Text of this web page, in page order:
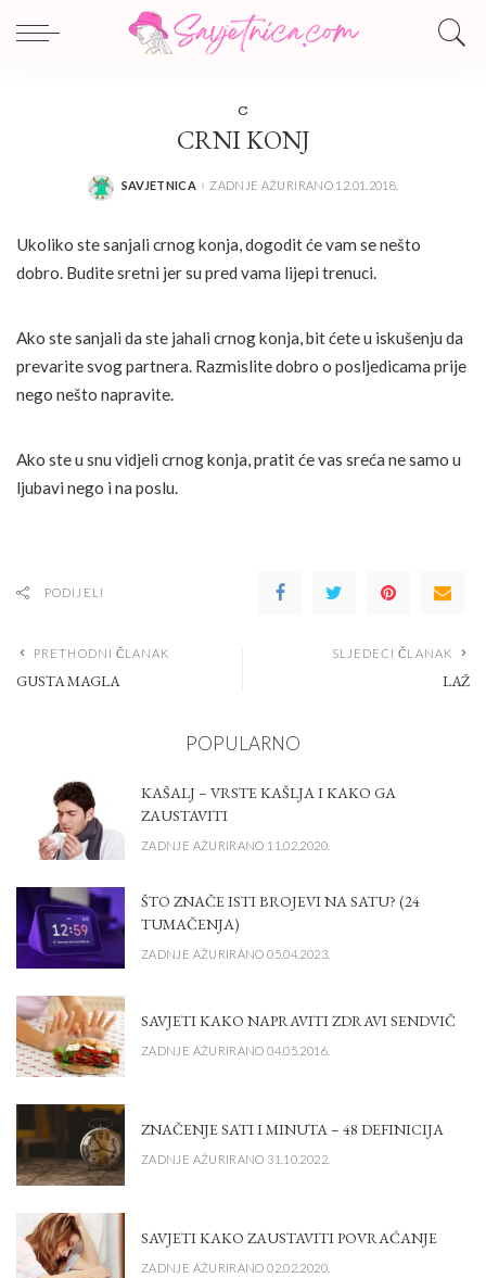
C
CRNI KONJ
POSTED
SAVJETNICA ZADNJE AŽURIRANO 12.01.2018.
Ukoliko ste sanjali crnog konja, dogodit će vam se nešto
dobro. Budite sretni jer su pred vama lijepi trenuci.
Ako ste sanjali da ste jahali crnog konja, bit ćete u iskušenju da
prevarite svog partnera. Razmislite dobro o posljedicama prije
nego nešto napravite.
Ako ste u snu vidjeli crnog konja, pratit će vas sreća ne samo u
ljubavi nego i na poslu.
PODIJELI
PRETHODNI ČLANAK
GUSTA MAGLA
SLJEDEĆI ČLANAK
LAŽ
POPULARNO
KAŠALJ – VRSTE KAŠLJA I KAKO GA
ZAUSTAVITI
ZADNJE AŽURIRANO 11.02.2020.
ŠTO ZNAČE ISTI BROJEVI NA SATU? (24
TUMAČENJA)
ZADNJE AŽURIRANO 05.04.2023.
SAVJETI KAKO NAPRAVITI ZDRAVI SENDVIČ
ZADNJE AŽURIRANO 04.05.2016.
ZNAČENJE SATI I MINUTA – 48 DEFINICIJA
ZADNJE AŽURIRANO 31.10.2022.
SAVJETI KAKO ZAUSTAVITI POVRAĆANJE
ZADNJE AŽURIRANO 02.02.2020.